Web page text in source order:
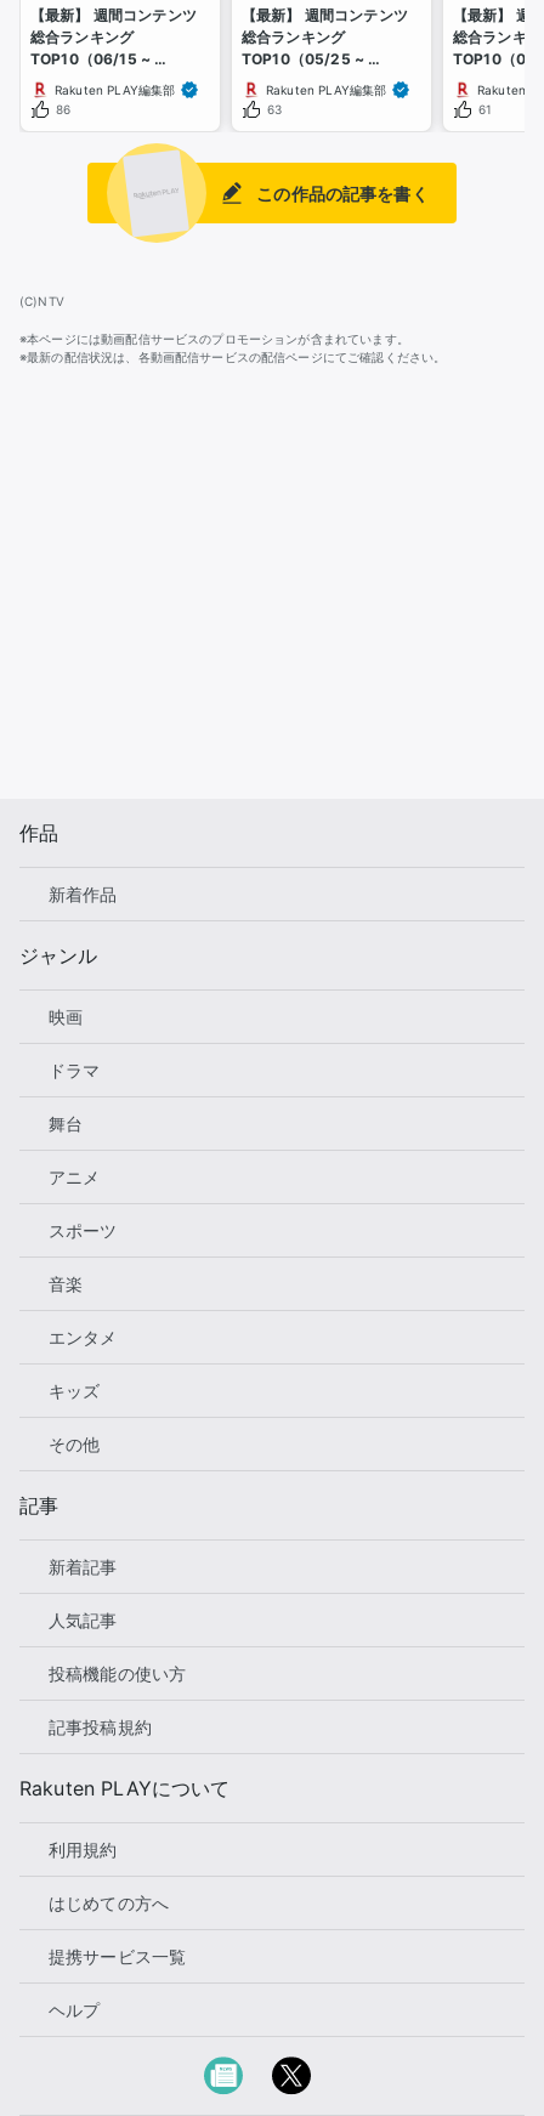
【最新】 週間コンテンツ
総合ランキング
TOP10（06/15 ~
06/21）
Rakuten PLAY編集部
86
【最新】 週間コンテンツ
総合ランキング
TOP10（05/25 ~
05/31）
Rakuten PLAY編集部
63
【最新】 週
総合ランキ
TOP10（
05/10）
Rakuten
61
この作品の記事を書く
(C)NTV
※本ページには動画配信サービスのプロモーションが含まれています。
※最新の配信状況は、各動画配信サービスの配信ページにてご確認ください。
作品
新着作品
ジャンル
映画
ドラマ
舞台
アニメ
スポーツ
音楽
エンタメ
キッズ
その他
記事
新着記事
人気記事
投稿機能の使い方
記事投稿規約
Rakuten PLAYについて
利用規約
はじめての方へ
提携サービス一覧
ヘルプ